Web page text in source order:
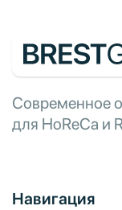
Современное
для HoReCa и
Навигация